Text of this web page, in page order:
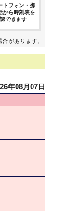
トフォン・携
から時刻表を
できます
があります。
年08月07日